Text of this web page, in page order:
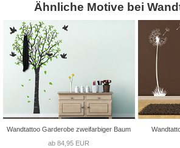
Ähnliche Motive bei
Wandtattoo Garderobe zweifarbiger Baum
ab 84,95 EUR